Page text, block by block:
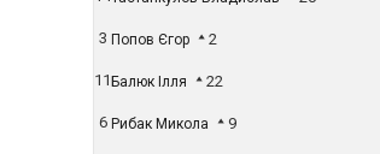
3 Попов Єгор 2
11 Балюк Ілля 22
6 Рибак Микола 9